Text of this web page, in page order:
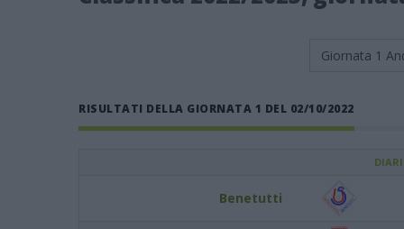
Giornata 1
RISULTATI DELLA GIORNATA 1 DEL 02/10/2022
Benetutti